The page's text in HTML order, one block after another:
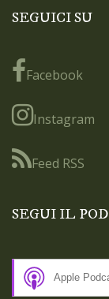
SEGUICI SU
Facebook
Instagram
Feed RSS
SEGUI IL
Apple